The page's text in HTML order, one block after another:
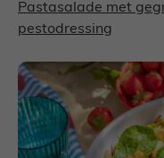
Pastasalade met
pestodressing